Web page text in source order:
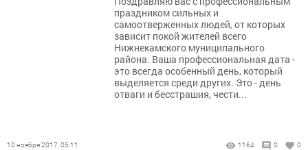
праздником сильных и
самоотверженных людей, от которых
зависит покой жителей всего
Нижнекамского муниципального
района. Ваша профессиональная дата -
это всегда особенный день, который
выделяется среди других. Это - день
отваги и бесстрашия, чести...
10 ноября 2017, 05:11 1164 0 0